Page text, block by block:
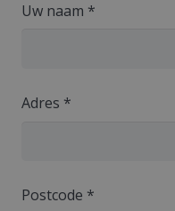
Uw naam *
Adres *
Postcode *